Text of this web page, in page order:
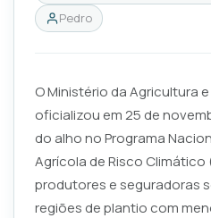
Pedro
O Ministério da Agricultura
oficializou em 25 de
do alho no Programa
Agrícola de Risco
produtores e seguradoras
regiões de plantio com